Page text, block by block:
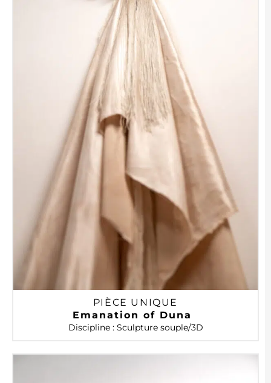
PIÈCE UNIQUE
Emanation of Duna
Discipline : Sculpture souple/3D